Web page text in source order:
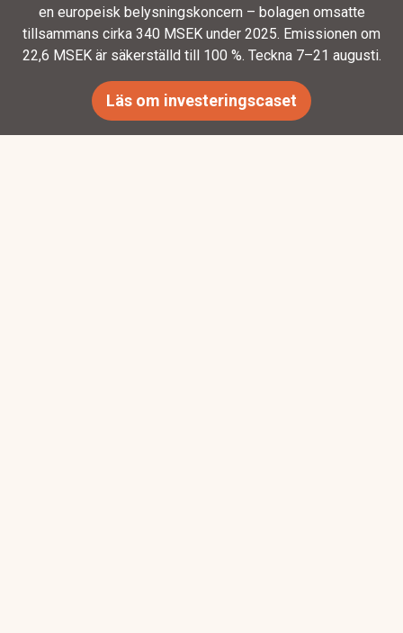
en europeisk belysningskoncern – bolagen omsatte
tillsammans cirka 340 MSEK under 2025. Emissionen om
22,6 MSEK är säkerställd till 100 %. Teckna 7–21 augusti.
Läs om investeringscaset